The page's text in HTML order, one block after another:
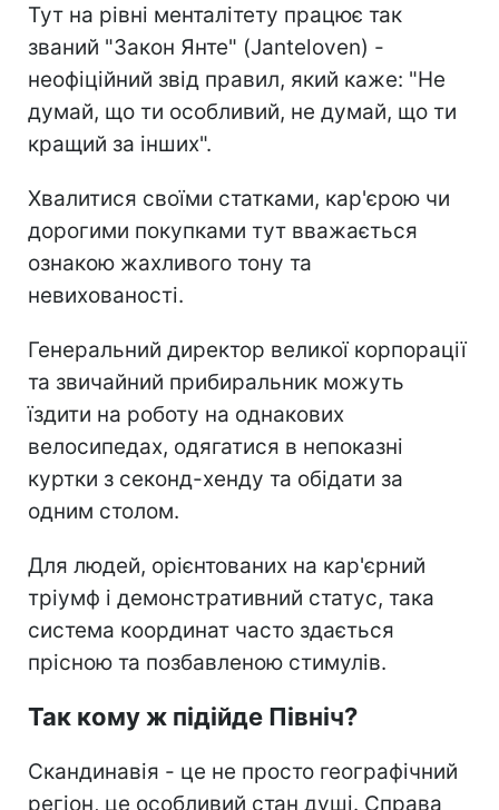
Тут на рівні менталітету працює так
званий "Закон Янте" (Janteloven) -
неофіційний звід правил, який каже: "Не
думай, що ти особливий, не думай, що ти
кращий за інших".
Хвалитися своїми статками, кар'єрою чи
дорогими покупками тут вважається
ознакою жахливого тону та
невихованості.
Генеральний директор великої корпорації
та звичайний прибиральник можуть
їздити на роботу на однакових
велосипедах, одягатися в непоказні
куртки з секонд-хенду та обідати за
одним столом.
Для людей, орієнтованих на кар'єрний
тріумф і демонстративний статус, така
система координат часто здається
прісною та позбавленою стимулів.
Так кому ж підійде Північ?
Скандинавія - це не просто географічний
регіон, це особливий стан душі. Справа